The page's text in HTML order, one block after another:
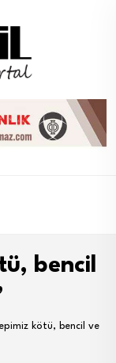
bencil
kötü, bencil ve